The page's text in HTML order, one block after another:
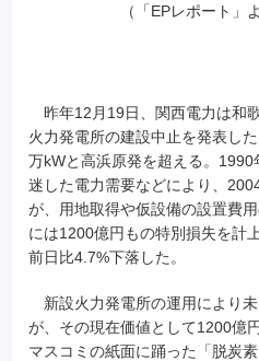
（「EPレポート」
昨年12月19日、関西電力は和
火力発電所の建設中止を発表し
万kWと高浜原発を超える。
迷した電力需要などにより、
が、用地取得や仮設備の設置費
には1200億円もの特別損失を計
前日比4.7%下落した。
新設火力発電所の運用により
が、その現在価値として1200億
マスコミの紙面に踊った「脱炭